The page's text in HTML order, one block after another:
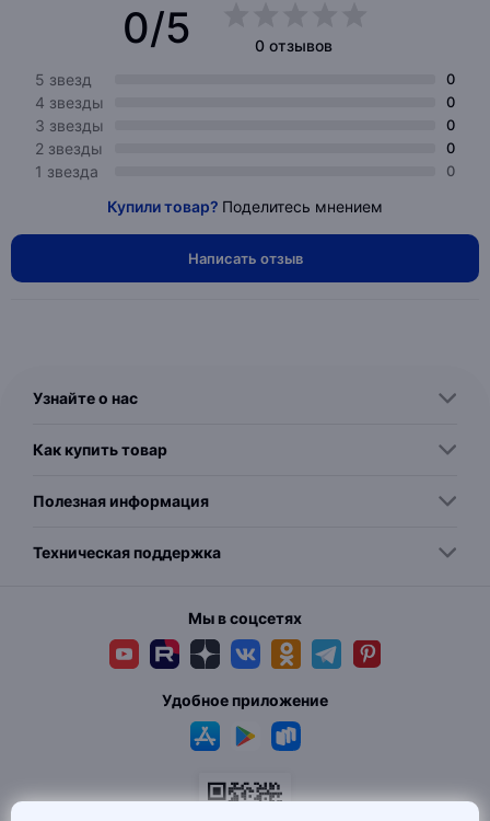
0/5
0 отзывов
5 звезд
0
4 звезды 0
3 звезды 0
2 звезды 0
1 звезда 0
Купили товар? Поделитесь мнением
Написать отзыв
Узнайте о нас
Как купить товар
Полезная информация
Техническая поддержка
Мы в соцсетях
Удобное приложение